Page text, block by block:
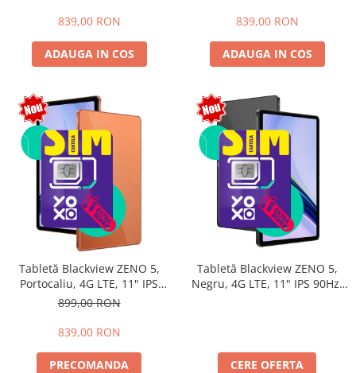
16, Unisoc T7250, 8300mAh,
SIM
839,00 RON
ADAUGA IN COS
16, Unisoc T7250, 8300mAh,
SIM
839,00 RON
ADAUGA IN COS
Tabletă Blackview ZENO 5,
Portocaliu, 4G LTE, 11" IPS
90Hz, 12GB RAM (3GB + 9GB
16, Unisoc T7250, 8300mAh,
SIM
899,00 RON
839,00 RON
PRECOMANDA
Tabletă Blackview ZENO 5,
Negru, 4G LTE, 11" IPS 90Hz,
SIM
CERE OFERTA